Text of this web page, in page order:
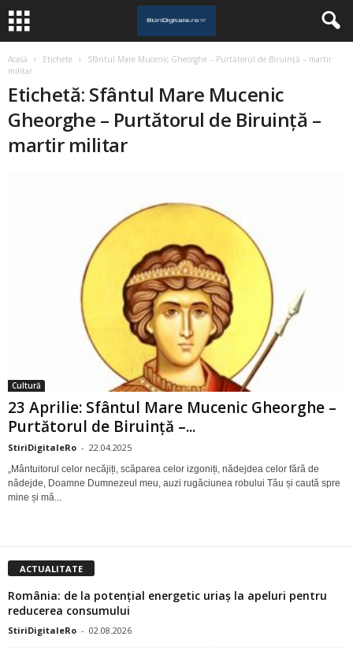
Acasă Etichete
Sfântul Mare Mucenic Gheorghe – Purtătorul de Biruință – martir
militar
Etichetă: Sfântul Mare Mucenic
Gheorghe – Purtătorul de Biruință –
martir militar
Cultură
23 Aprilie: Sfântul Mare Mucenic Gheorghe –
Purtătorul de Biruință –...
StiriDigitaleRo - 22.04.2025
„Mântuitorul celor necăjiți, scăparea celor izgoniți, nădejdea celor fără de
nădejde, Doamne Dumnezeul meu, auzi rugăciunea robului Tău și caută spre
mine și mă...
ACTUALITATE
România: de la potențial energetic uriaș la apeluri pentru
reducerea consumului
StiriDigitaleRo - 02.08.2026